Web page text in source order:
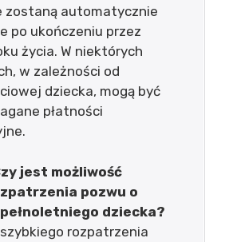
zostaną automatycznie
po ukończeniu przez
życia. W niektórych
w zależności od
dziecka, mogą być
płatności
jest możliwość
pozwu o
dziecka?
rozpatrzenia